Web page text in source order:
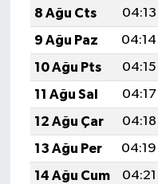
8 Ağu Cts
04:13
9 Ağu Paz
04:14
10 Ağu Pts
04:15
11 Ağu Sal
04:17
12 Ağu Çar
04:18
13 Ağu Per
04:19
14 Ağu Cum
04:21